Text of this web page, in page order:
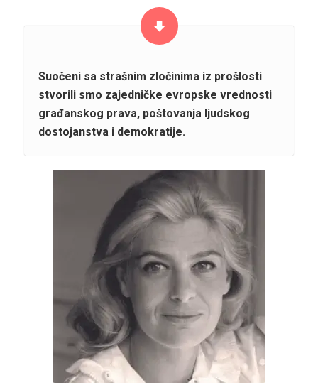
Suočeni sa strašnim zločinima iz prošlosti
stvorili smo zajedničke evropske vrednosti
građanskog prava, poštovanja ljudskog
dostojanstva i demokratije.